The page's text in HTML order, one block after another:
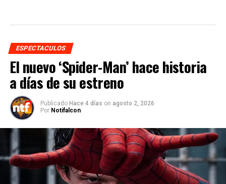
ESPECTACULOS
El nuevo ‘Spider-Man’ hace historia
a días de su estreno
Publicado Hace 4 días on agosto 2, 2026
Por Notifalcon